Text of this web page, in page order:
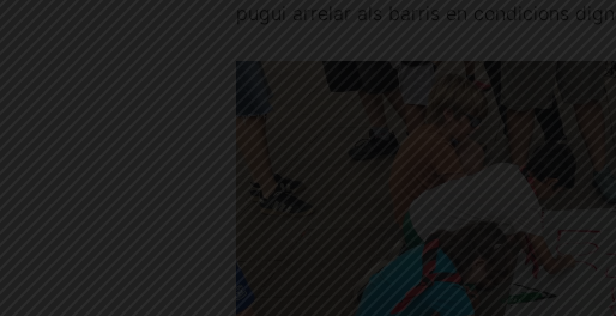
pugui arrelar als barris en condicions